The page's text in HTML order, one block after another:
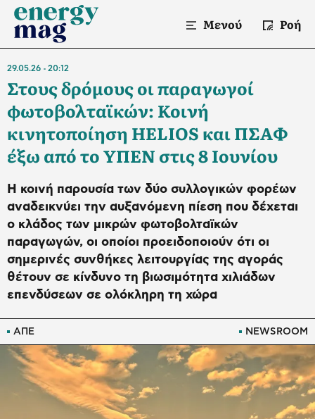
Μενού Ροή
ΑΠΕ NEWSROOM
29.05.26 20:12
Στους δρόμους οι παραγωγοί
φωτοβολταϊκών: Κοινή
κινητοποίηση HELIOS και ΠΣΑΦ
έξω από το ΥΠΕΝ στις 8 Ιουνίου
Η κοινή παρουσία των δύο συλλογικών φορέων
αναδεικνύει την αυξανόμενη πίεση που δέχεται
ο κλάδος των μικρών φωτοβολταϊκών
παραγωγών, οι οποίοι προειδοποιούν ότι οι
σημερινές συνθήκες λειτουργίας της αγοράς
θέτουν σε κίνδυνο τη βιωσιμότητα χιλιάδων
επενδύσεων σε ολόκληρη τη χώρα